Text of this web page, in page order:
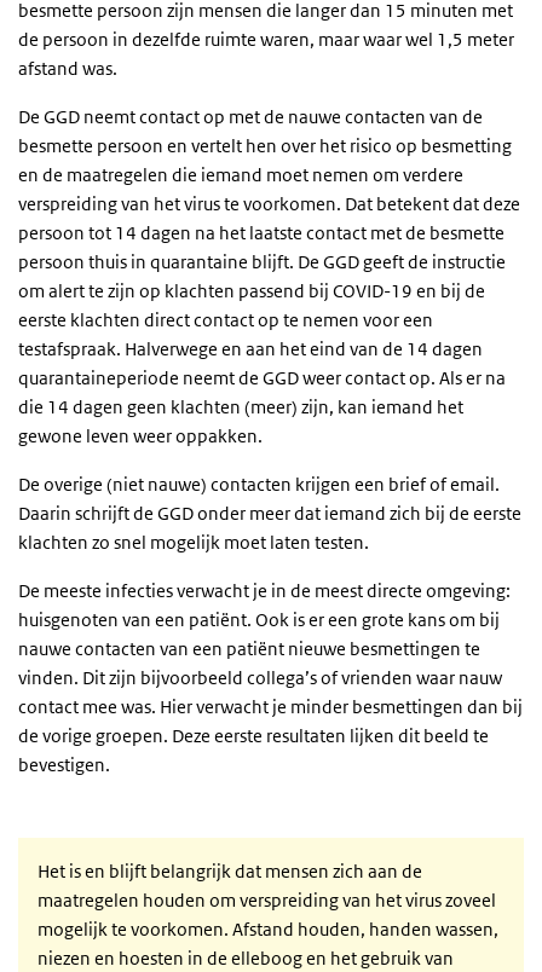
besmette persoon zijn mensen die langer dan 15 minuten met
de persoon in dezelfde ruimte waren, maar waar wel 1,5 meter
afstand was.
De GGD neemt contact op met de nauwe contacten van de
besmette persoon en vertelt hen over het risico op besmetting
en de maatregelen die iemand moet nemen om verdere
verspreiding van het virus te voorkomen. Dat betekent dat deze
persoon tot 14 dagen na het laatste contact met de besmette
persoon thuis in quarantaine blijft. De GGD geeft de instructie
om alert te zijn op klachten passend bij COVID-19 en bij de
eerste klachten direct contact op te nemen voor een
testafspraak. Halverwege en aan het eind van de 14 dagen
quarantaineperiode neemt de GGD weer contact op. Als er na
die 14 dagen geen klachten (meer) zijn, kan iemand het
gewone leven weer oppakken.
De overige (niet nauwe) contacten krijgen een brief of email.
Daarin schrijft de GGD onder meer dat iemand zich bij de eerste
klachten zo snel mogelijk moet laten testen.
De meeste infecties verwacht je in de meest directe omgeving:
huisgenoten van een patiënt. Ook is er een grote kans om bij
nauwe contacten van een patiënt nieuwe besmettingen te
vinden. Dit zijn bijvoorbeeld collega’s of vrienden waar nauw
contact mee was. Hier verwacht je minder besmettingen dan bij
de vorige groepen. Deze eerste resultaten lijken dit beeld te
bevestigen.
Het is en blijft belangrijk dat mensen zich aan de
maatregelen houden om verspreiding van het virus zoveel
mogelijk te voorkomen. Afstand houden, handen wassen,
niezen en hoesten in de elleboog en het gebruik van